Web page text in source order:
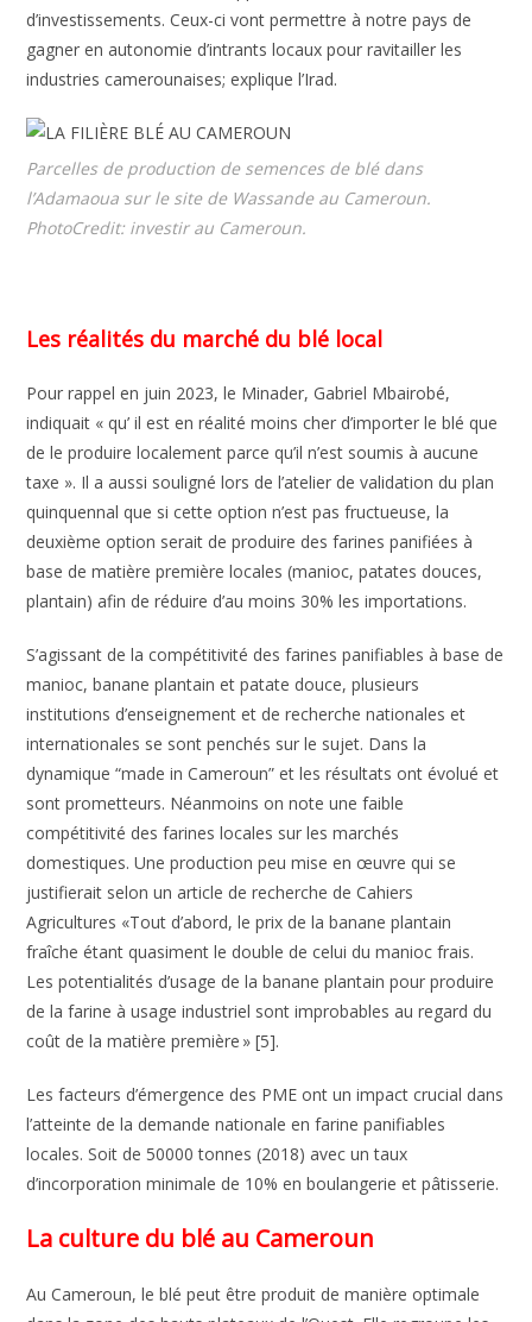
d’investissements. Ceux-ci vont permettre à notre pays de
gagner en autonomie d’intrants locaux pour ravitailler les
industries camerounaises; explique l’Irad.
Parcelles de production de semences de blé dans
l’Adamaoua sur le site de Wassande au Cameroun.
PhotoCredit: investir au Cameroun.
Les réalités du marché du blé local
Pour rappel en juin 2023, le Minader, Gabriel Mbairobé,
indiquait « qu’ il est en réalité moins cher d’importer le blé que
de le produire localement parce qu’il n’est soumis à aucune
taxe ». Il a aussi souligné lors de l’atelier de validation du plan
quinquennal que si cette option n’est pas fructueuse, la
deuxième option serait de produire des farines panifiées à
base de matière première locales (manioc, patates douces,
plantain) afin de réduire d’au moins 30% les importations.
S’agissant de la compétitivité des farines panifiables à base de
manioc, banane plantain et patate douce, plusieurs
institutions d’enseignement et de recherche nationales et
internationales se sont penchés sur le sujet. Dans la
dynamique “made in Cameroun” et les résultats ont évolué et
sont prometteurs. Néanmoins on note une faible
compétitivité des farines locales sur les marchés
domestiques. Une production peu mise en œuvre qui se
justifierait selon un article de recherche de Cahiers
Agricultures «Tout d’abord, le prix de la banane plantain
fraîche étant quasiment le double de celui du manioc frais.
Les potentialités d’usage de la banane plantain pour produire
de la farine à usage industriel sont improbables au regard du
coût de la matière première » [5].
Les facteurs d’émergence des PME ont un impact crucial dans
l’atteinte de la demande nationale en farine panifiables
locales. Soit de 50000 tonnes (2018) avec un taux
d’incorporation minimale de 10% en boulangerie et pâtisserie.
La culture du blé au Cameroun
Au Cameroun, le blé peut être produit de manière optimale